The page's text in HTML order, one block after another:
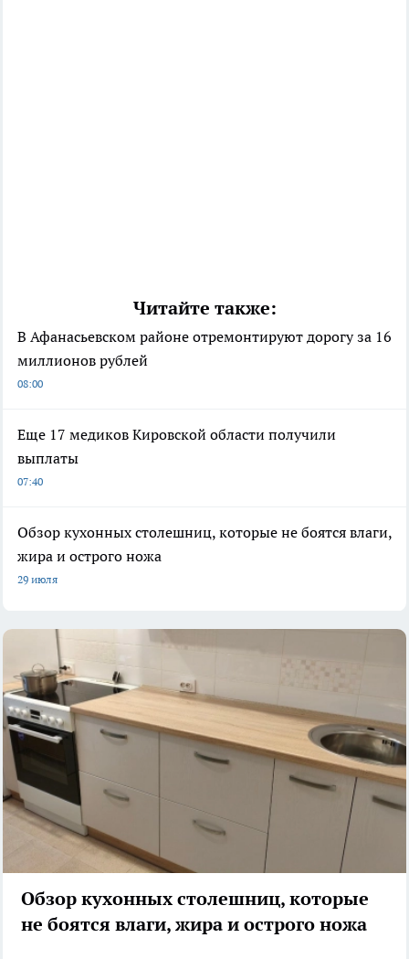
Читайте также:
В Афанасьевском районе отремонтируют дорогу за 16
миллионов рублей
08:00
Еще 17 медиков Кировской области получили
выплаты
07:40
Обзор кухонных столешниц, которые не боятся влаги,
жира и острого ножа
29 июля
Обзор кухонных столешниц, которые
не боятся влаги, жира и острого ножа